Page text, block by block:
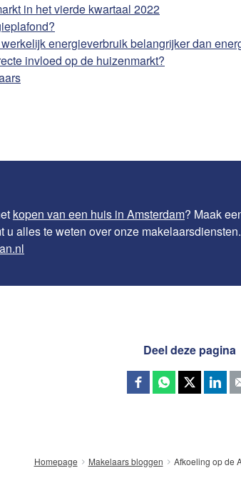
in het vierde kwartaal 2022
energieverbruik belangrijker dan
invloed op de huizenmarkt?
kopen van een huis in Amsterdam? Maak
u alles te weten over onze
Deel deze pagina
Homepage Makelaars bloggen Afkoeling op de